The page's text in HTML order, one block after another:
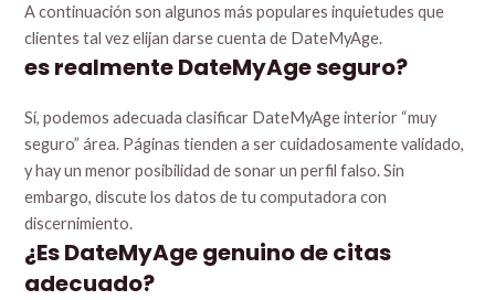
A continuación son algunos más populares inquietudes que
clientes tal vez elijan darse cuenta de DateMyAge.
es realmente DateMyAge seguro?
Sí, podemos adecuada clasificar DateMyAge interior “muy
seguro” área. Páginas tienden a ser cuidadosamente validado,
y hay un menor posibilidad de sonar un perfil falso. Sin
embargo, discute los datos de tu computadora con
discernimiento.
¿Es DateMyAge genuino de citas
adecuado?